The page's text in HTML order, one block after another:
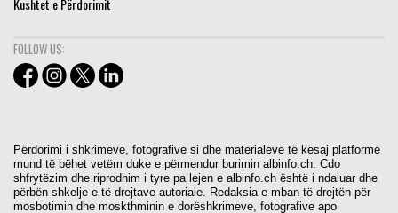
Kushtet e Përdorimit
FOLLOW US:
Përdorimi i shkrimeve, fotografive si dhe materialeve të kësaj platforme
mund të bëhet vetëm duke e përmendur burimin albinfo.ch. Cdo
shfrytëzim dhe riprodhim i tyre pa lejen e albinfo.ch është i ndaluar dhe
përbën shkelje e të drejtave autoriale. Redaksia e mban të drejtën për
mosbotimin dhe moskthminin e dorëshkrimeve, fotografive apo